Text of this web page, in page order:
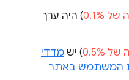
0.1%
) היה ערך
0.5% ) יש מדדי
המשתמש באתר